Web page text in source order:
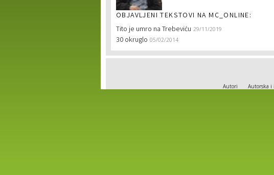
OBJAVLJENI TEKSTOVI NA MC_ONLINE:
Tito je umro na Trebeviću 29/11/2019
30 okruglo 05/02/2014
Autori
Autorska i